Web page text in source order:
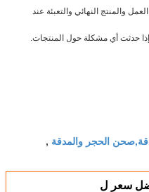
والمنتج النهائي والتعبئة عند
الحجر والمدقة ,
سعر ل